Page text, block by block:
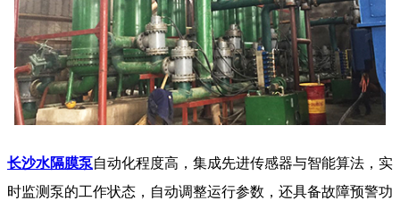
长沙水隔膜泵自动化程度高，集成先进传感器与智能算法，实
时监测泵的工作状态，自动调整运行参数，还具备故障预警功